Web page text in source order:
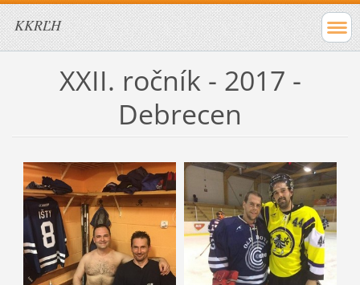
KKRĽH
XXII. ročník - 2017 -
Debrecen